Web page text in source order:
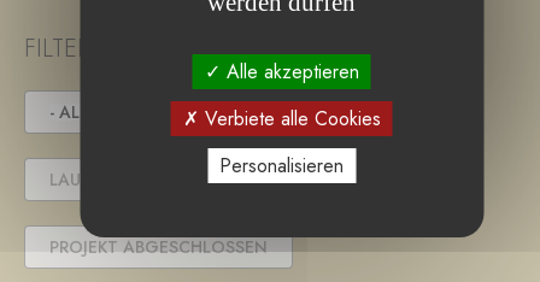
FILTER PROJECT STATUS
- ALLE - IN DER AUSSCHREIBUNG
LAUFENDES PROJEKT
PROJEKT ABGESCHLOSSEN
Alle akzeptieren
Verbiete alle Cookies
Personalisieren